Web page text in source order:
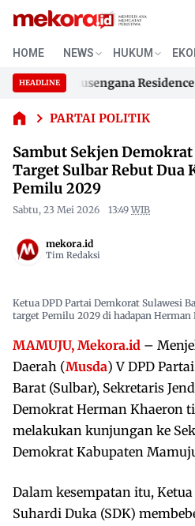
HOME NEWS HUKUM
HEADLINE
Samusengana Residence
Samusengana Residence
PARTAI POLITIK
Sambut
Demokrat
Mamuju,
Target
Rebut
Dua Kursi
DPR RI di
2029
Sambut Sekjen
Target Sulbar Rebut Dua
Pemilu 2029
Sabtu, 23 Mei 2026 13:49 WIB
mekora.id
Tim Redaksi
Ketua DPD Partai Demkorat Sulawesi
target Pemilu 2029 di hadapan Herman
MAMUJU, Mekora.id –
Daerah (Musda) V DPD
Barat (Sulbar), Sekretaris
Demokrat Herman Khaeron
melakukan kunjungan ke
Demokrat Kabupaten
Dalam kesempatan itu,
Suhardi Duka (SDK)